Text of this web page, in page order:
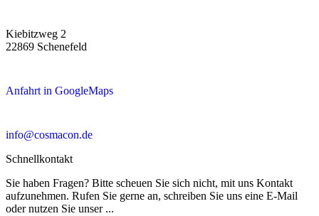
Kiebitzweg 2
22869 Schenefeld
Anfahrt in GoogleMaps
info@cosmacon.de
Schnellkontakt
Sie haben Fragen? Bitte scheuen Sie sich nicht, mit uns Kontakt
aufzunehmen. Rufen Sie gerne an, schreiben Sie uns eine E-Mail
oder nutzen Sie unser ...